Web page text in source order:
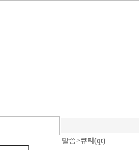
말씀>큐티(qt)